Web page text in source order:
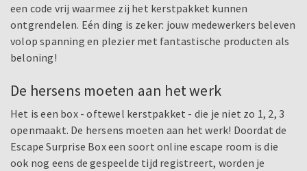
een code vrij waarmee zij het kerstpakket kunnen
ontgrendelen. Eén ding is zeker: jouw medewerkers beleven
volop spanning en plezier met fantastische producten als
beloning!
De hersens moeten aan het werk
Het is een box - oftewel kerstpakket - die je niet zo 1, 2, 3
openmaakt. De hersens moeten aan het werk! Doordat de
Escape Surprise Box een soort online escape room is die
ook nog eens de gespeelde tijd registreert, worden je